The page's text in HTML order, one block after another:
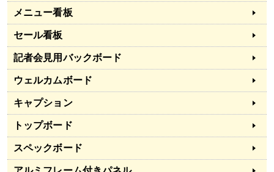
メニュー看板
セール看板
記者会見用バックボード
ウェルカムボード
キャプション
トップボード
スペックボード